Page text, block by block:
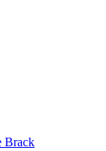
Brack